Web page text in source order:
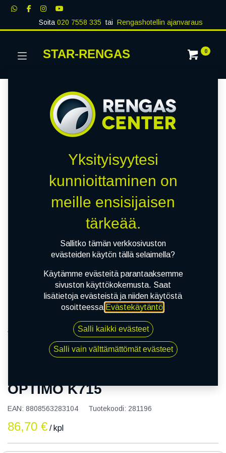
Soita020 7558 335 tai Rengashotellin ajanvaraus
STAR-RENGAS 0
145/80R13 75T HANKOOK OPTIMO K715
OPTIMO K715
EAN: 8808563283104 Tuotekoodi: 281196
86,70 € / kpl
Yksityisyytesi
kunnioittaminen on
meille ensisijaisen
tärkeää.
Sallitko tämän verkkosivuston
evästeiden käytön tällä selaimella?
Käytämme evästeitä parantaaksemme
sivuston käyttökokemusta. Saat
lisätietoja evästeistä ja niiden käytöstä
osoitteessa Evästekäytäntö.
Salli kaikki evästeet
Salli vain välttämättömät evästeet